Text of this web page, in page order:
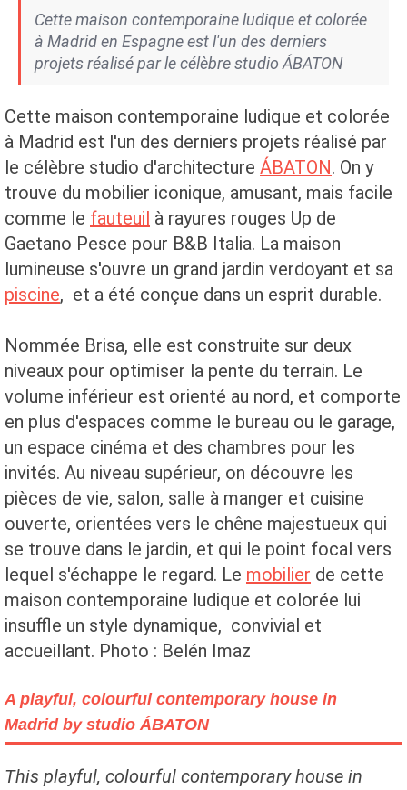
Cette maison contemporaine ludique et colorée
à Madrid en Espagne est l'un des derniers
projets réalisé par le célèbre studio ÁBATON
Cette maison contemporaine ludique et colorée
à Madrid est l'un des derniers projets réalisé par
le célèbre studio d'architecture ÁBATON. On y
trouve du mobilier iconique, amusant, mais facile
comme le fauteuil à rayures rouges Up de
Gaetano Pesce pour B&B Italia. La maison
lumineuse s'ouvre un grand jardin verdoyant et sa
piscine, et a été conçue dans un esprit durable.
Nommée Brisa, elle est construite sur deux
niveaux pour optimiser la pente du terrain. Le
volume inférieur est orienté au nord, et comporte
en plus d'espaces comme le bureau ou le garage,
un espace cinéma et des chambres pour les
invités. Au niveau supérieur, on découvre les
pièces de vie, salon, salle à manger et cuisine
ouverte, orientées vers le chêne majestueux qui
se trouve dans le jardin, et qui le point focal vers
lequel s'échappe le regard. Le mobilier de cette
maison contemporaine ludique et colorée lui
insuffle un style dynamique, convivial et
accueillant. Photo : Belén Imaz
A playful, colourful contemporary house in
Madrid by studio ÁBATON
This playful, colourful contemporary house in